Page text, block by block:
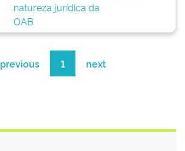
natureza jurídica da
OAB
previous 1 next